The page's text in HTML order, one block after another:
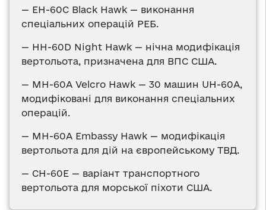
— EH-60C Black Hawk — виконання
спеціальних операцій РЕБ.
— НН-60D Night Hawk — нічна модифікація
вертольота, призначена для ВПС США.
— МН-60А Velcro Hawk — 30 машин UH-60А,
модифіковані для виконання спеціальних
операцій.
— МН-60А Embassy Hawk — модифікація
вертольота для дій на європейському ТВД.
— CH-60E — варіант транспортного
вертольота для морської піхоти США.